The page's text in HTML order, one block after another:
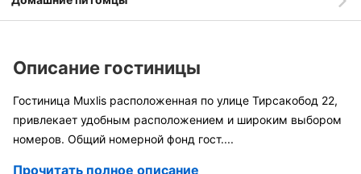
Описание гостиницы
Гостиница Muxlis расположенная по улице Тирсакобод 22,
привлекает удобным расположением и широким выбором
номеров. Общий номерной фонд гост....
Прочитать полное описание